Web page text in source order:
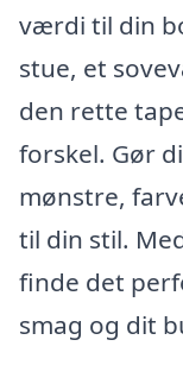
værdi til din
stue, et
den rette
forskel. Gør
mønstre,
til din stil.
finde det
smag og dit